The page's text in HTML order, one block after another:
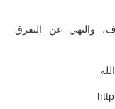
والنهي عن التفرق